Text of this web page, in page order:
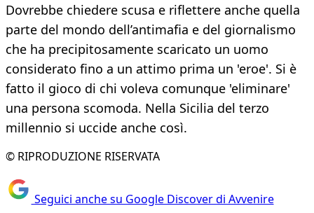
Dovrebbe chiedere scusa e riflettere anche quella
parte del mondo dell’antimafia e del giornalismo
che ha precipitosamente scaricato un uomo
considerato fino a un attimo prima un 'eroe'. Si è
fatto il gioco di chi voleva comunque 'eliminare'
una persona scomoda. Nella Sicilia del terzo
millennio si uccide anche così.
© RIPRODUZIONE RISERVATA
Seguici anche su Google Discover di Avvenire